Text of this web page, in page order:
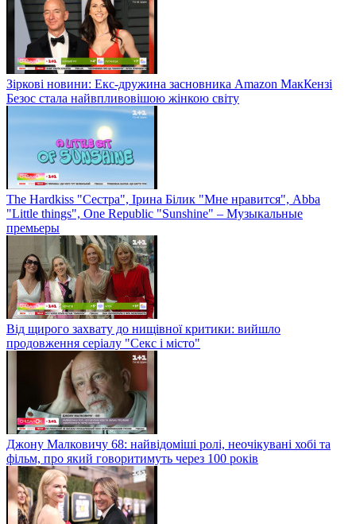
Зіркові новини: Екс-дружина засновника Amazon МакКензі
Безос стала найвпливовішою жінкою світу
The Hardkiss "Сестра", Ірина Білик "Мне нравится", Abba
"Little things", One Republic "Sunshine" – Музыкальные
премьеры
Від щирого захвату до нищівної критики: вийшло
продовження серіалу "Секс і місто"
Джону Малковичу 68: найвідоміші ролі, неочікувані хобі та
фільм, про який говоритимуть через 100 років